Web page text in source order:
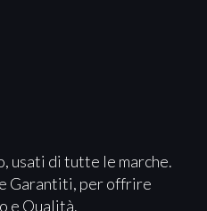
usati di tutte le marche.
Garantiti, per offrire
e Qualità.